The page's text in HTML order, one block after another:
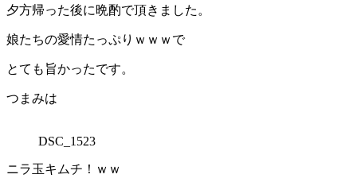
夕方帰った後に晩酌で頂きました。
娘たちの愛情たっぷりｗｗｗで
とても旨かったです。
つまみは
DSC_1523
ニラ玉キムチ！ｗｗ